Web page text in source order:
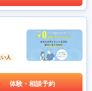
人
体験・相談予約